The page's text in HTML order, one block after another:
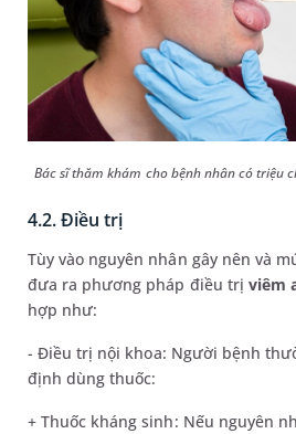
Bác sĩ thăm khám cho bệnh nhân có triệu
4.2. Điều trị
Tùy vào nguyên nhân gây nên và
đưa ra phương pháp điều trị viêm
hợp như:
- Điều trị nội khoa: Người bệnh
định dùng thuốc:
+ Thuốc kháng sinh: Nếu nguyên